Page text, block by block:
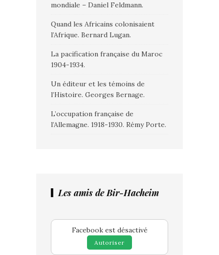
mondiale – Daniel Feldmann.
Quand les Africains colonisaient
l’Afrique. Bernard Lugan.
La pacification française du Maroc
1904-1934.
Un éditeur et les témoins de
l’Histoire. Georges Bernage.
L’occupation française de
l’Allemagne. 1918-1930. Rémy Porte.
Les amis de Bir-Hacheim
Facebook est désactivé
Autoriser